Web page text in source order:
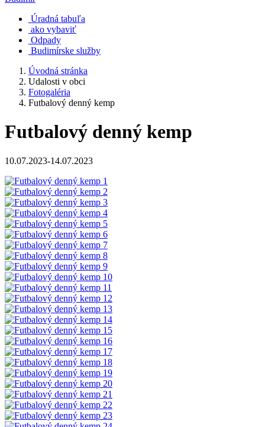
Úradná tabuľa
ako vybaviť
Odpady
Budimírske služby
Úvodná stránka
Udalosti v obci
Fotogaléria
Futbalový denný kemp
Futbalový denný kemp
10.07.2023-14.07.2023